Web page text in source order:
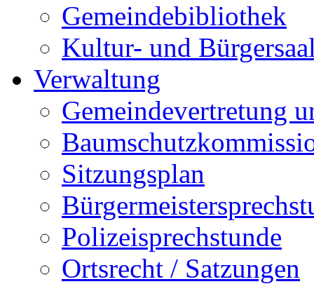
Gemeindebibliothek
Kultur- und
Verwaltung
Gemeindevertretung
Sitzungsplan
Polizeisprechstunde
Ortsrecht / Satzungen